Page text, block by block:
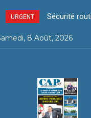
URGENT Sécurité
La
8 Août, 2026